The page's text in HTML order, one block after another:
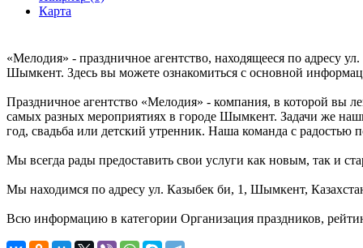
Карта
«Мелодия» - праздничное агентство, находящееся по адресу
Шымкент. Здесь вы можете ознакомиться с основной
Праздничное агентство «Мелодия» - компания, в которой вы
самых разных мероприятиях в городе Шымкент. Задачи же
год, свадьба или детский утренник. Наша команда с радостью
Мы всегда рады предоставить свои услуги как новым, так и
Мы находимся по адресу ул. Казыбек би, 1, Шымкент,
Всю информацию в категории Организация праздников,